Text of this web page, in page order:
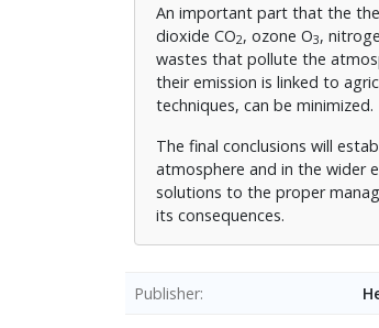
An important part that the
dioxide CO2, ozone O3,
wastes that pollute the
their emission is linked to
techniques, can be minimized.
The final conclusions will
atmosphere and in the wider
solutions to the proper
its consequences.
Publisher